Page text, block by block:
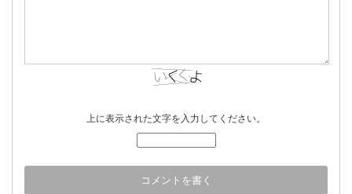
上に表示された文字を入力してください。